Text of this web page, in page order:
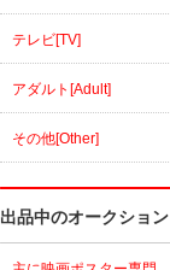
テレビ[TV]
アダルト[Adult]
その他[Other]
出品中のオークション